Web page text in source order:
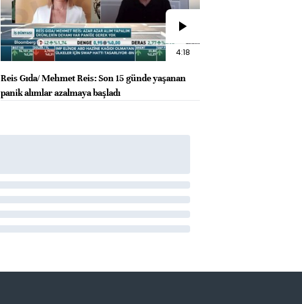
4:18
Reis Gıda/ Mehmet Reis: Son 15 günde yaşanan
panik alımlar azalmaya başladı